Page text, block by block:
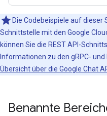
Die Codebeispiele auf dieser
Schnittstelle mit den Google
können Sie die REST API-
Informationen zu den gRPC-
Übersicht über die Google Chat
Benannte